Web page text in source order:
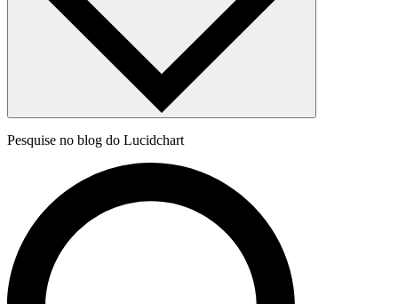
Pesquise no blog do Lucidchart